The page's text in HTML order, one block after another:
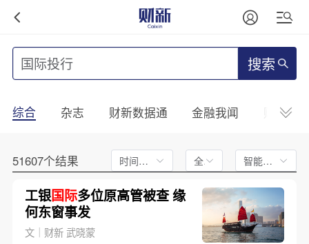
搜索
综合 杂志 财新数据通 金融我闻 财新
51607个结果 时间不限 全文 智能排序
工银国际多位原高管被查 缘
何东窗事发
文｜财新 武晓蒙